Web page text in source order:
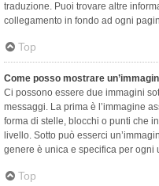
traduzione. Puoi trovare altre
collegamento in fondo ad ogni
Top
Come posso mostrare
Ci possono essere due immagini
messaggi. La prima è l’immagine
forma di stelle, blocchi o punti che
livello. Sotto può esserci
genere è unica e specifica per ogni
Top